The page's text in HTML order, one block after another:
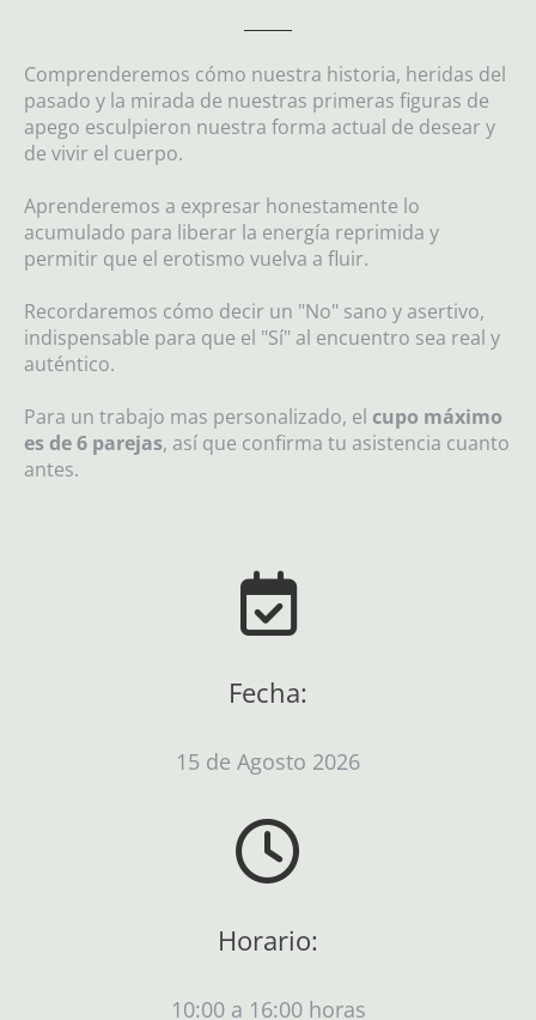
Comprenderemos cómo nuestra historia, heridas del
pasado y la mirada de nuestras primeras figuras de
apego esculpieron nuestra forma actual de desear y
de vivir el cuerpo.
Aprenderemos a expresar honestamente lo
acumulado para liberar la energía reprimida y
permitir que el erotismo vuelva a fluir.
Recordaremos cómo decir un "No" sano y asertivo,
indispensable para que el "Sí" al encuentro sea real y
auténtico.
Para un trabajo mas personalizado, el cupo máximo
es de 6 parejas, así que confirma tu asistencia cuanto
antes.
Fecha:
15 de Agosto 2026
Horario:
10:00 a 16:00 horas